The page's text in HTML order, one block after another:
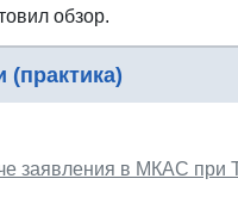
обзор.
(практика)
заявления в МКАС